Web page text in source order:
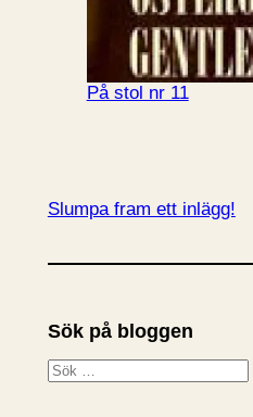
På stol nr 11
Slumpa fram ett inlägg!
Sök på bloggen
S